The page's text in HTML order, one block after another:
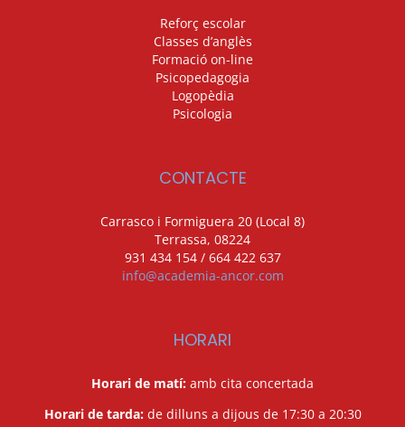
Reforç escolar
Classes d’anglès
Formació on-line
Psicopedagogia
Logopèdia
Psicologia
CONTACTE
Carrasco i Formiguera 20 (Local 8)
Terrassa, 08224
931 434 154 / 664 422 637
info@academia-ancor.com
HORARI
Horari de matí: amb cita concertada
Horari de tarda:de dilluns a dijous de 17:30 a 20:30